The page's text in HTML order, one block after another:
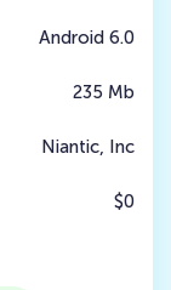
Android 6.0
235 Mb
Niantic, Inc
$0